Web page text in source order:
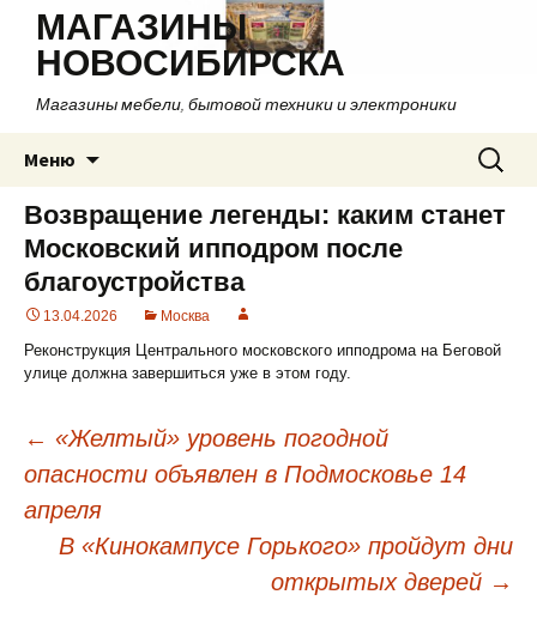
МАГАЗИНЫ
НОВОСИБИРСКА
Магазины мебели, бытовой техники и электроники
Меню
содержимому
Найти:
Возвращение легенды: каким станет
Московский ипподром после
благоустройства
13.04.2026 Москва
Реконструкция Центрального московского ипподрома на Беговой
улице должна завершиться уже в этом году.
Навигация
по
записям
← «Желтый» уровень погодной
опасности объявлен в Подмосковье 14
апреля
В «Кинокампусе Горького» пройдут дни
открытых дверей →